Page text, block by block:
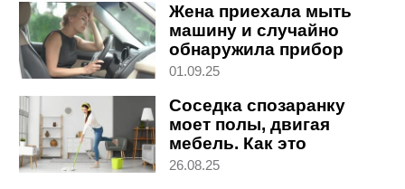
Жена приехала мыть
машину и случайно
обнаружила прибор
слежки
01.09.25
Соседка спозаранку
моет полы, двигая
мебель. Как это
прекратить
26.08.25